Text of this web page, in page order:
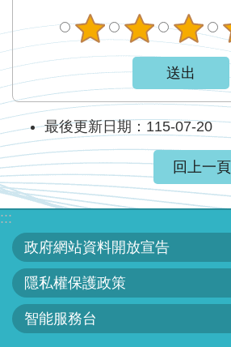
最後更新日期：115-07-20
回上一頁
:::
政府網站資料開放宣告
隱私權保護政策
智能服務台